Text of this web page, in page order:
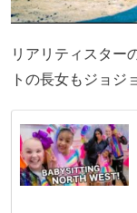
リアリティスター
トの長女もジョジ